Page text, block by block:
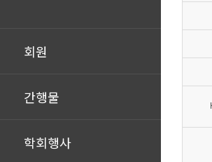
회원
간행물
학회행사